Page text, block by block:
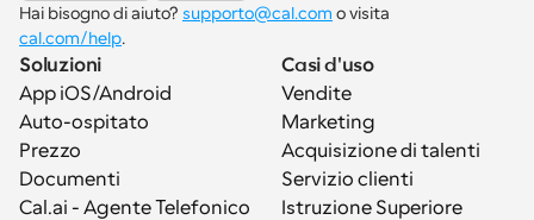
Hai bisogno di aiuto? supporto@cal.com
cal.com/help.
Soluzioni
App iOS/Android
Auto-ospitato
Prezzo
Documenti
Cal.ai - Agente Telefonico
Casi d'uso
Vendite
Marketing
Acquisizione di talenti
Servizio clienti
Istruzione Superiore